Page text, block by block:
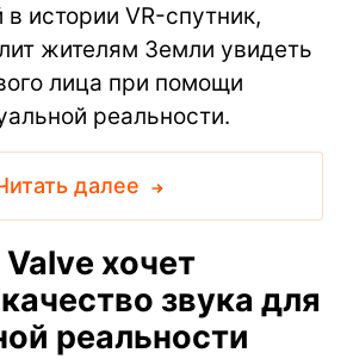
истории VR-спутник,
жителям Земли увидеть
лица при помощи
реальности.
далее
хочет
звука для
реальности